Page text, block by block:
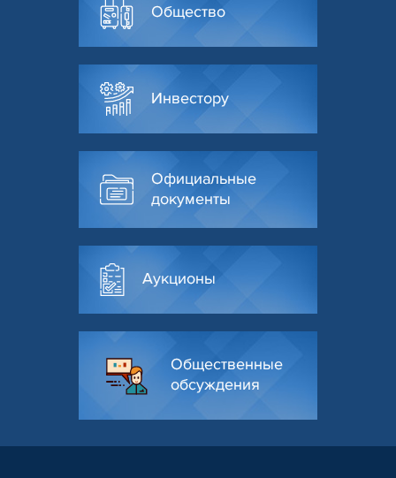
Общество
Инвестору
Официальные
документы
Аукционы
Общественные
обсуждения